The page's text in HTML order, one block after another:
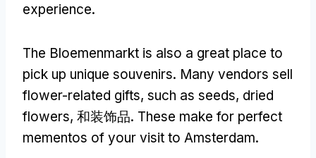
experience.
The Bloemenmarkt is also a great place to
pick up unique souvenirs. Many vendors sell
flower-related gifts, such as seeds, dried
flowers, 和装饰品. These make for perfect
mementos of your visit to Amsterdam.